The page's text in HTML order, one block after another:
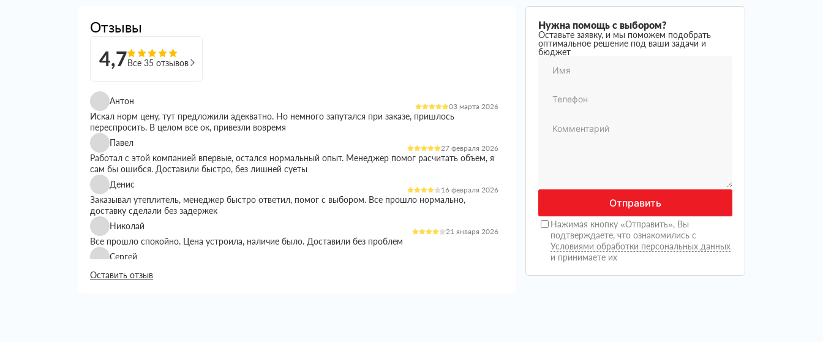
Отзывы
4,7Все 35 отзывов
Антон
03 марта 2026
Искал норм цену, тут предложили адекватно. Но немного запутался при заказе, пришлось
переспросить. В целом все ок, привезли вовремя
Павел
27 февраля 2026
Работал с этой компанией впервые, остался нормальный опыт. Менеджер помог расчитать объем, я
сам бы ошибся. Доставили быстро, без лишней суеты
Денис
16 февраля 2026
Заказывал утеплитель, менеджер быстро ответил, помог с выбором. Все прошло нормально,
доставку сделали без задержек
Николай
21 января 2026
Все прошло спокойно. Цена устроила, наличие было. Доставили без проблем
Сергей
Искал утеплитель подешевле, тут предложили норм вариант. Менеджер все расказал, помог с
выбором. Доставку сделали вовремя, все пришло целое
Оставить отзыв
Нужна помощь с выбором?
Оставьте заявку, и мы поможем подобрать
оптимальное решение под ваши задачи и
бюджет
Отправить
Нажимая кнопку «Отправить», Вы
подтверждаете, что ознакомились с
Условиями обработки персональных данных
и принимаете их